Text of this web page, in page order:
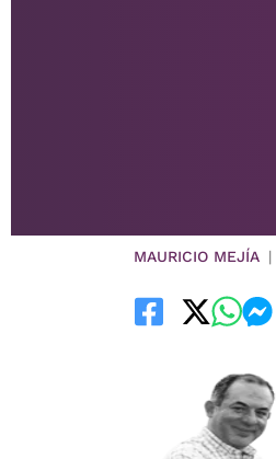
MAURICIO MEJÍA |